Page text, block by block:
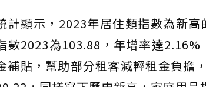
計顯示，2023年居住類指數為新
數2023為103.88，年增率達
補貼，幫助部分租客減輕租金負擔